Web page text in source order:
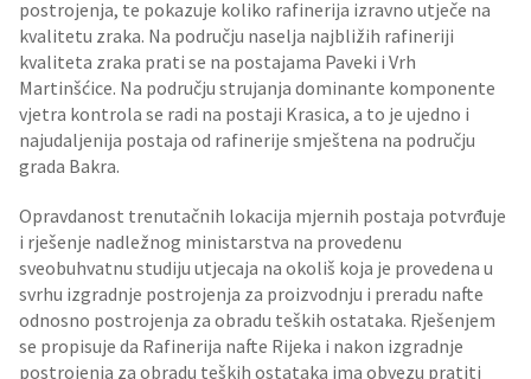
postrojenja, te pokazuje koliko rafinerija izravno utječe na
kvalitetu zraka. Na području naselja najbližih rafineriji
kvaliteta zraka prati se na postajama Paveki i Vrh
Martinšćice. Na području strujanja dominante komponente
vjetra kontrola se radi na postaji Krasica, a to je ujedno i
najudaljenija postaja od rafinerije smještena na području
grada Bakra.
Opravdanost trenutačnih lokacija mjernih postaja potvrđuje
i rješenje nadležnog ministarstva na provedenu
sveobuhvatnu studiju utjecaja na okoliš koja je provedena u
svrhu izgradnje postrojenja za proizvodnju i preradu nafte
odnosno postrojenja za obradu teških ostataka. Rješenjem
se propisuje da Rafinerija nafte Rijeka i nakon izgradnje
postrojenja za obradu teških ostataka ima obvezu pratiti